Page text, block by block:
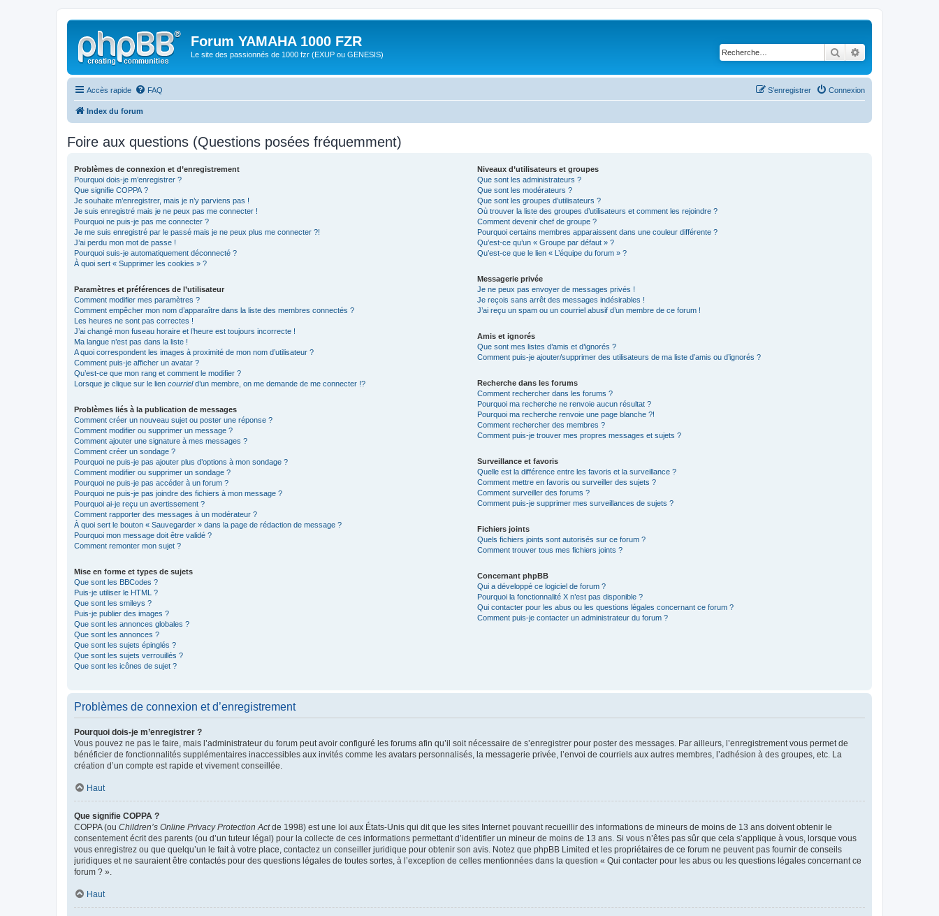
Forum YAMAHA 1000 FZR
Le site des passionnés de 1000 fzr (EXUP ou GENESIS) Rechercher
Accès rapide FAQ Connexion
S’enregistrer
Index du forum
Foire aux questions (Questions posées fréquemment)
Problèmes de connexion et d’enregistrement
Pourquoi dois-je m’enregistrer ?
Que signifie COPPA ?
Je souhaite m’enregistrer, mais je n’y parviens pas !
Je suis enregistré mais je ne peux pas me connecter !
Pourquoi ne puis-je pas me connecter ?
Je me suis enregistré par le passé mais je ne peux plus me connecter ?!
J’ai perdu mon mot de passe !
Pourquoi suis-je automatiquement déconnecté ?
À quoi sert « Supprimer les cookies » ?
Paramètres et préférences de l’utilisateur
Comment modifier mes paramètres ?
Comment empêcher mon nom d’apparaître dans la liste des membres connectés ?
Les heures ne sont pas correctes !
J’ai changé mon fuseau horaire et l’heure est toujours incorrecte !
Ma langue n’est pas dans la liste !
A quoi correspondent les images à proximité de mon nom d’utilisateur ?
Comment puis-je afficher un avatar ?
Qu’est-ce que mon rang et comment le modifier ?
Lorsque je clique sur le lien courrield’un membre, on me demande de me connecter !?
Problèmes liés à la publication de messages
Comment créer un nouveau sujet ou poster une réponse ?
Comment modifier ou supprimer un message ?
Comment ajouter une signature à mes messages ?
Comment créer un sondage ?
Pourquoi ne puis-je pas ajouter plus d’options à mon sondage ?
Comment modifier ou supprimer un sondage ?
Pourquoi ne puis-je pas accéder à un forum ?
Pourquoi ne puis-je pas joindre des fichiers à mon message ?
Pourquoi ai-je reçu un avertissement ?
Comment rapporter des messages à un modérateur ?
À quoi sert le bouton « Sauvegarder » dans la page de rédaction de message ?
Pourquoi mon message doit être validé ?
Comment remonter mon sujet ?
Mise en forme et types de sujets
Que sont les BBCodes ?
Puis-je utiliser le HTML ?
Que sont les smileys ?
Puis-je publier des images ?
Que sont les annonces globales ?
Que sont les annonces ?
Que sont les sujets épinglés ?
Que sont les sujets verrouillés ?
Que sont les icônes de sujet ?
Niveaux d’utilisateurs et groupes
Que sont les administrateurs ?
Que sont les modérateurs ?
Que sont les groupes d’utilisateurs ?
Où trouver la liste des groupes d’utilisateurs et comment les rejoindre ?
Comment devenir chef de groupe ?
Pourquoi certains membres apparaissent dans une couleur différente ?
Qu’est-ce qu’un « Groupe par défaut » ?
Qu’est-ce que le lien « L’équipe du forum » ?
Messagerie privée
Je ne peux pas envoyer de messages privés !
Je reçois sans arrêt des messages indésirables !
J’ai reçu un spam ou un courriel abusif d’un membre de ce forum !
Amis et ignorés
Que sont mes listes d’amis et d’ignorés ?
Comment puis-je ajouter/supprimer des utilisateurs de ma liste d’amis ou d’ignorés ?
Recherche dans les forums
Comment rechercher dans les forums ?
Pourquoi ma recherche ne renvoie aucun résultat ?
Pourquoi ma recherche renvoie une page blanche ?!
Comment rechercher des membres ?
Comment puis-je trouver mes propres messages et sujets ?
Surveillance et favoris
Quelle est la différence entre les favoris et la surveillance ?
Comment mettre en favoris ou surveiller des sujets ?
Comment surveiller des forums ?
Comment puis-je supprimer mes surveillances de sujets ?
Fichiers joints
Quels fichiers joints sont autorisés sur ce forum ?
Comment trouver tous mes fichiers joints ?
Concernant phpBB
Qui a développé ce logiciel de forum ?
Pourquoi la fonctionnalité X n’est pas disponible ?
Qui contacter pour les abus ou les questions légales concernant ce forum ?
Comment puis-je contacter un administrateur du forum ?
Problèmes de connexion et d’enregistrement
Pourquoi dois-je m’enregistrer ?
Vous pouvez ne pas le faire, mais l’administrateur du forum peut avoir configuré les forums afin qu’il soit nécessaire de s’enregistrer pour poster des messages. Par ailleurs, l’enregistrement vous permet de
bénéficier de fonctionnalités supplémentaires inaccessibles aux invités comme les avatars personnalisés, la messagerie privée, l’envoi de courriels aux autres membres, l’adhésion à des groupes, etc. La
création d’un compte est rapide et vivement conseillée.
Haut
Que signifie COPPA ?
COPPA (ou Children’s Online Privacy Protection Actde 1998) est une loi aux États-Unis qui dit que les sites Internet pouvant recueillir des informations de mineurs de moins de 13 ans doivent obtenir le
consentement écrit des parents (ou d’un tuteur légal) pour la collecte de ces informations permettant d’identifier un mineur de moins de 13 ans. Si vous n’êtes pas sûr que cela s’applique à vous, lorsque vous
vous enregistrez ou que quelqu’un le fait à votre place, contactez un conseiller juridique pour obtenir son avis. Notez que phpBB Limited et les propriétaires de ce forum ne peuvent pas fournir de conseils
juridiques et ne sauraient être contactés pour des questions légales de toutes sortes, à l’exception de celles mentionnées dans la question « Qui contacter pour les abus ou les questions légales concernant ce
forum ? ».
Haut